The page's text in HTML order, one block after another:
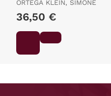
ORTEGA KLEIN, SIMONE
36,50 €